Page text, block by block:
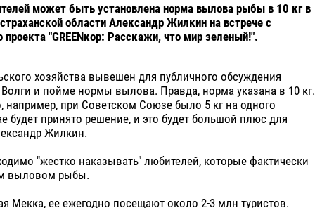
может быть установлена норма вылова рыбы в 10 кг в
области Александр Жилкин на встрече с
проекта "GREENкор: Расскажи, что мир зеленый!".
хозяйства вывешен для публичного обсуждения
и пойме нормы вылова. Правда, норма указана в 10 кг.
например, при Советском Союзе было 5 кг на одного
будет принято решение, и это будет большой плюс для
Жилкин.
"жестко наказывать" любителей, которые фактически
выловом рыбы.
Мекка, ее ежегодно посещают около 2-3 млн туристов.